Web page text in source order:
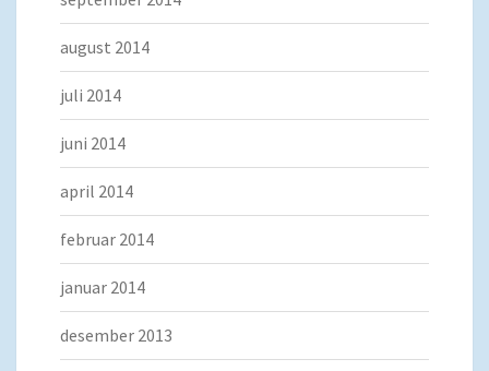
august 2014
juli 2014
juni 2014
april 2014
februar 2014
januar 2014
desember 2013